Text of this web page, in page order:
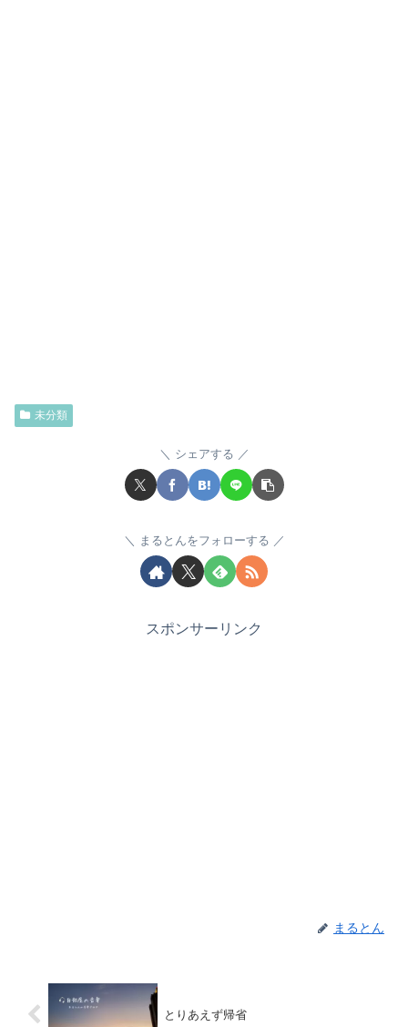
未分類
シェアする
まるとんをフォローする
スポンサーリンク
まるとん
とりあえず帰省